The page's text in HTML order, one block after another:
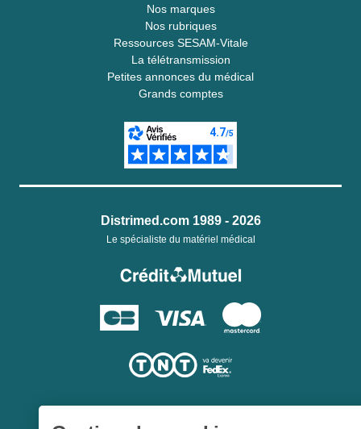
Nos marques
Nos rubriques
Ressources SESAM-Vitale
La télétransmission
Petites annonces du médical
Grands comptes
Distrimed.com 1989 - 2026
Le spécialiste du matériel médical